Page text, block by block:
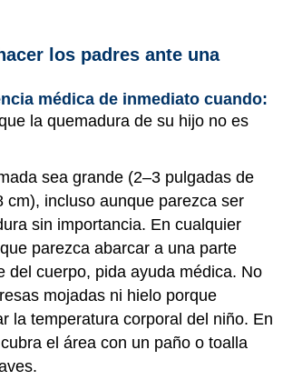
los padres ante una
médica de inmediato cuando:
la quemadura de su hijo no es
sea grande (2–3 pulgadas de
cm), incluso aunque parezca ser
sin importancia. En cualquier
parezca abarcar a una parte
del cuerpo, pida ayuda médica. No
mojadas ni hielo porque
la temperatura corporal del niño. En
el área con un paño o toalla